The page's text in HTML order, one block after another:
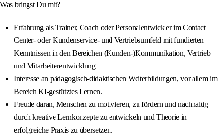
Was bringst Du mit?
Erfahrung als Trainer, Coach oder Personalentwickler im Contact
Center- oder Kundenservice- und Vertriebsumfeld mit fundierten
Kenntnissen in den Bereichen (Kunden-)Kommunikation, Vertrieb
und Mitarbeiterentwicklung.
Interesse an pädagogisch-didaktischen Weiterbildungen, vor allem im
Bereich KI-gestütztes Lernen.
Freude daran, Menschen zu motivieren, zu fördern und nachhaltig
durch kreative Lernkonzepte zu entwickeln und Theorie in
erfolgreiche Praxis zu übersetzen.